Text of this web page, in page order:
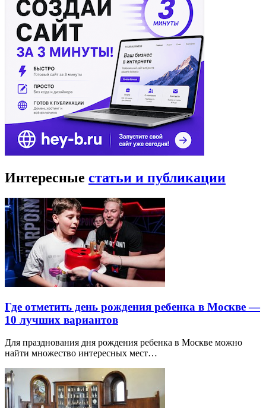
Интересные статьи и публикации
Где отметить день рождения ребенка в Москве —
10 лучших вариантов
Для празднования дня рождения ребенка в Москве можно
найти множество интересных мест…